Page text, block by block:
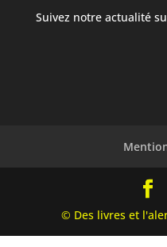
Suivez notre actualité
© Des livres et